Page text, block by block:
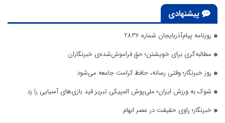
پیشنهادی
روزنامه پیام‌آذربایجان شماره 2836
مطالبه‌گری برای خویشتن؛ حقِ فراموش‌شده‌ی خبرنگاران
روز خبرنگار؛ وقتی رسانه، حافظ کرامت جامعه می‌شود
شوک به ورزش ایران؛ ملی‌پوش المپیکی تبریز قید بازی‌های آسیایی را زد
خبرنگار؛ راوی حقیقت در عصر ابهام